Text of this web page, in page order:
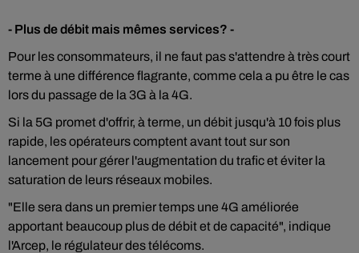
- Plus de débit mais mêmes services? -
Pour les consommateurs, il ne faut pas s'attendre à très court
terme à une différence flagrante, comme cela a pu être le cas
lors du passage de la 3G à la 4G.
Si la 5G promet d'offrir, à terme, un débit jusqu'à 10 fois plus
rapide, les opérateurs comptent avant tout sur son
lancement pour gérer l'augmentation du trafic et éviter la
saturation de leurs réseaux mobiles.
"Elle sera dans un premier temps une 4G améliorée
apportant beaucoup plus de débit et de capacité", indique
l'Arcep, le régulateur des télécoms.